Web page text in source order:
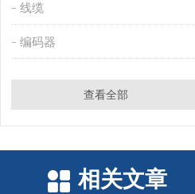
线缆
编码器
查看全部
相关文章